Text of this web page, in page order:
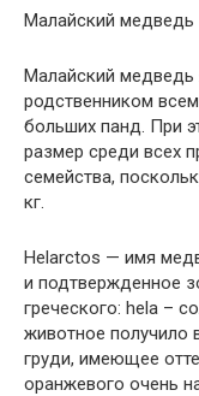
Малайский медведь
Малайский медведь
родственником
больших панд. При
размер среди всех
семейства,
кг.
Helarctos — имя
и подтвержденное
греческого: hela –
животное получило
груди, имеющее
оранжевого очень